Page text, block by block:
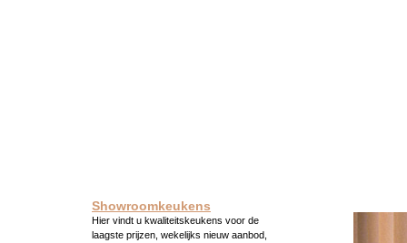
Showroomkeukens
Hier vindt u kwaliteitskeukens voor de
laagste prijzen, wekelijks nieuw aanbod,